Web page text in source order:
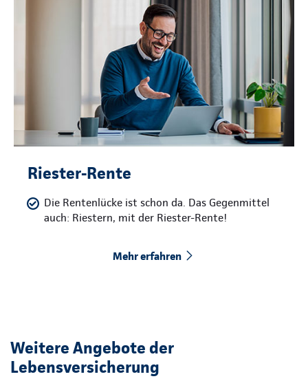
Riester-Rente
Die Rentenlücke ist schon da. Das Gegenmittel
auch: Riestern, mit der Riester-Rente!
Mehr erfahren
Weitere Angebote der
Lebensversicherung